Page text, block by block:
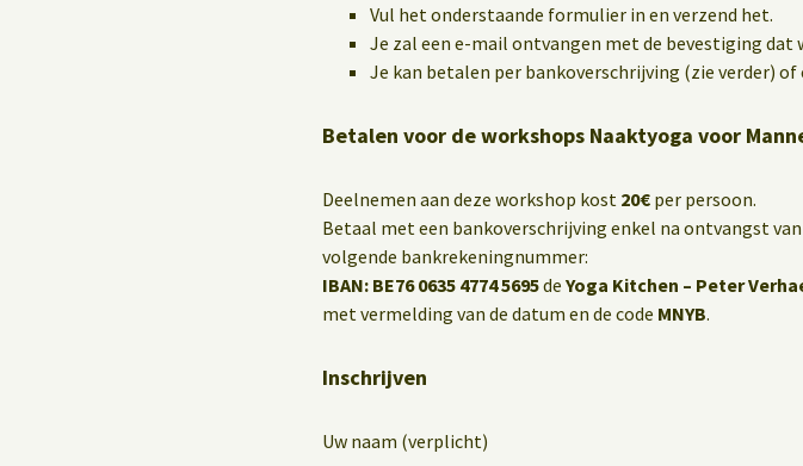
Vul het onderstaande formulier in en verzend het.
Je zal een e-mail ontvangen met de bevestiging dat
Je kan betalen per bankoverschrijving (zie verder) of
Betalen voor de workshops Naaktyoga voor
Deelnemen aan deze workshop kost 20€ per persoon.
Betaal met een bankoverschrijving enkel na ontvangst
volgende bankrekeningnummer:
IBAN: BE76 0635 4774 5695de Yoga Kitchen – Peter
met vermelding van de datum en de code MNYB.
Inschrijven
Uw naam (verplicht)